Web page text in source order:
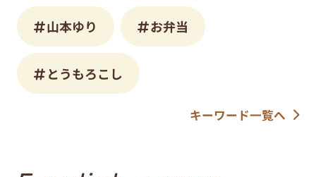
山本ゆり お弁当
とうもろこし
キーワード一覧へ